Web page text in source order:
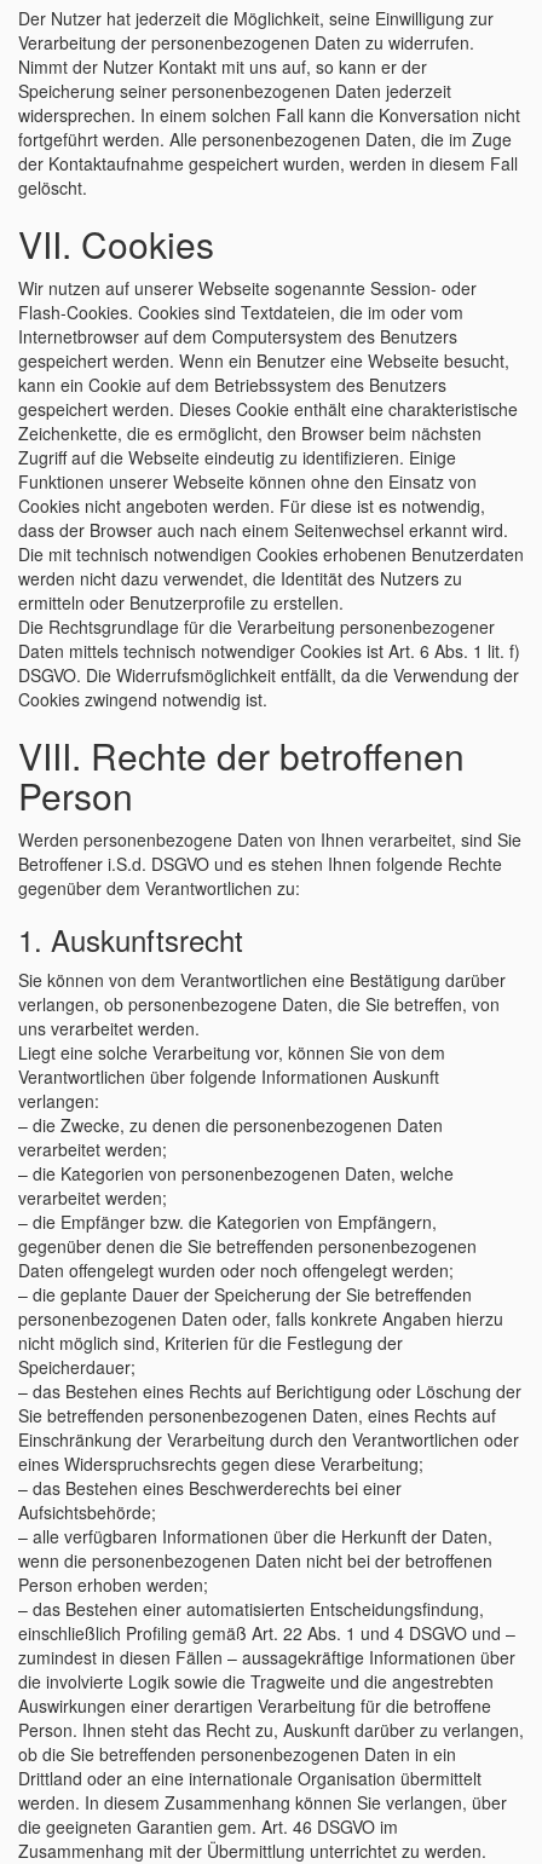
Der Nutzer hat jederzeit die Möglichkeit, seine Einwilligung zur
Verarbeitung der personenbezogenen Daten zu widerrufen.
Nimmt der Nutzer Kontakt mit uns auf, so kann er der
Speicherung seiner personenbezogenen Daten jederzeit
widersprechen. In einem solchen Fall kann die Konversation nicht
fortgeführt werden. Alle personenbezogenen Daten, die im Zuge
der Kontaktaufnahme gespeichert wurden, werden in diesem Fall
gelöscht.
VII. Cookies
Wir nutzen auf unserer Webseite sogenannte Session- oder
Flash-Cookies. Cookies sind Textdateien, die im oder vom
Internetbrowser auf dem Computersystem des Benutzers
gespeichert werden. Wenn ein Benutzer eine Webseite besucht,
kann ein Cookie auf dem Betriebssystem des Benutzers
gespeichert werden. Dieses Cookie enthält eine charakteristische
Zeichenkette, die es ermöglicht, den Browser beim nächsten
Zugriff auf die Webseite eindeutig zu identifizieren. Einige
Funktionen unserer Webseite können ohne den Einsatz von
Cookies nicht angeboten werden. Für diese ist es notwendig,
dass der Browser auch nach einem Seitenwechsel erkannt wird.
Die mit technisch notwendigen Cookies erhobenen Benutzerdaten
werden nicht dazu verwendet, die Identität des Nutzers zu
ermitteln oder Benutzerprofile zu erstellen.
Die Rechtsgrundlage für die Verarbeitung personenbezogener
Daten mittels technisch notwendiger Cookies ist Art. 6 Abs. 1 lit. f)
DSGVO. Die Widerrufsmöglichkeit entfällt, da die Verwendung der
Cookies zwingend notwendig ist.
VIII. Rechte der betroffenen
Person
Werden personenbezogene Daten von Ihnen verarbeitet, sind Sie
Betroffener i.S.d. DSGVO und es stehen Ihnen folgende Rechte
gegenüber dem Verantwortlichen zu:
1. Auskunftsrecht
Sie können von dem Verantwortlichen eine Bestätigung darüber
verlangen, ob personenbezogene Daten, die Sie betreffen, von
uns verarbeitet werden.
Liegt eine solche Verarbeitung vor, können Sie von dem
Verantwortlichen über folgende Informationen Auskunft
verlangen:
– die Zwecke, zu denen die personenbezogenen Daten
verarbeitet werden;
– die Kategorien von personenbezogenen Daten, welche
verarbeitet werden;
– die Empfänger bzw. die Kategorien von Empfängern,
gegenüber denen die Sie betreffenden personenbezogenen
Daten offengelegt wurden oder noch offengelegt werden;
– die geplante Dauer der Speicherung der Sie betreffenden
personenbezogenen Daten oder, falls konkrete Angaben hierzu
nicht möglich sind, Kriterien für die Festlegung der
Speicherdauer;
– das Bestehen eines Rechts auf Berichtigung oder Löschung der
Sie betreffenden personenbezogenen Daten, eines Rechts auf
Einschränkung der Verarbeitung durch den Verantwortlichen oder
eines Widerspruchsrechts gegen diese Verarbeitung;
– das Bestehen eines Beschwerderechts bei einer
Aufsichtsbehörde;
– alle verfügbaren Informationen über die Herkunft der Daten,
wenn die personenbezogenen Daten nicht bei der betroffenen
Person erhoben werden;
– das Bestehen einer automatisierten Entscheidungsfindung,
einschließlich Profiling gemäß Art. 22 Abs. 1 und 4 DSGVO und –
zumindest in diesen Fällen – aussagekräftige Informationen über
die involvierte Logik sowie die Tragweite und die angestrebten
Auswirkungen einer derartigen Verarbeitung für die betroffene
Person. Ihnen steht das Recht zu, Auskunft darüber zu verlangen,
ob die Sie betreffenden personenbezogenen Daten in ein
Drittland oder an eine internationale Organisation übermittelt
werden. In diesem Zusammenhang können Sie verlangen, über
die geeigneten Garantien gem. Art. 46 DSGVO im
Zusammenhang mit der Übermittlung unterrichtet zu werden.